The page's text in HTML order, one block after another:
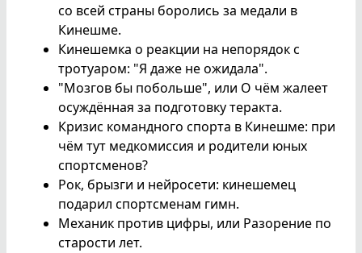
со всей страны боролись за медали в
Кинешме.
Кинешемка о реакции на непорядок с
тротуаром: "Я даже не ожидала".
"Мозгов бы побольше", или О чём жалеет
осуждённая за подготовку теракта.
Кризис командного спорта в Кинешме: при
чём тут медкомиссия и родители юных
спортсменов?
Рок, брызги и нейросети: кинешемец
подарил спортсменам гимн.
Механик против цифры, или Разорение по
старости лет.